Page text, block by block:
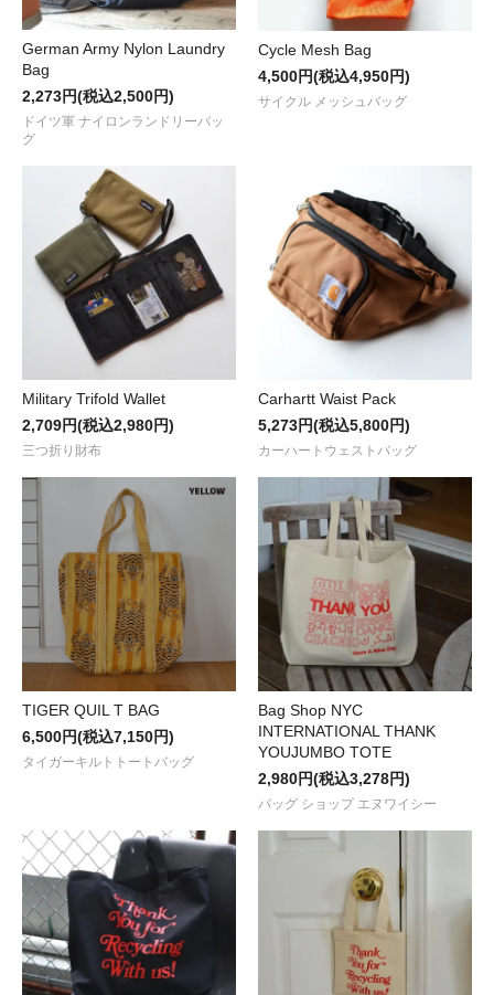
German Army Nylon Laundry
Bag
2,273円(税込2,500円)
ドイツ軍 ナイロンランドリーバッ
グ
Cycle Mesh Bag
4,500円(税込4,950円)
サイクル メッシュバッグ
Military Trifold Wallet
2,709円(税込2,980円)
三つ折り財布
Carhartt Waist Pack
5,273円(税込5,800円)
カーハートウェストバッグ
TIGER QUIL T BAG
6,500円(税込7,150円)
タイガーキルトトートバッグ
Bag Shop NYC
INTERNATIONAL THANK
YOUJUMBO TOTE
2,980円(税込3,278円)
バッグ ショップ エヌワイシー